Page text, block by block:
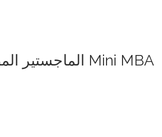
Exclusive - الماجستير المصغر فى ادارة الاعمال Mini MBA